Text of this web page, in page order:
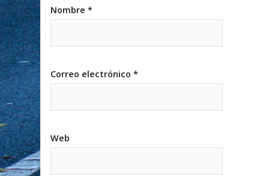
Nombre*
Correo electrónico*
Web